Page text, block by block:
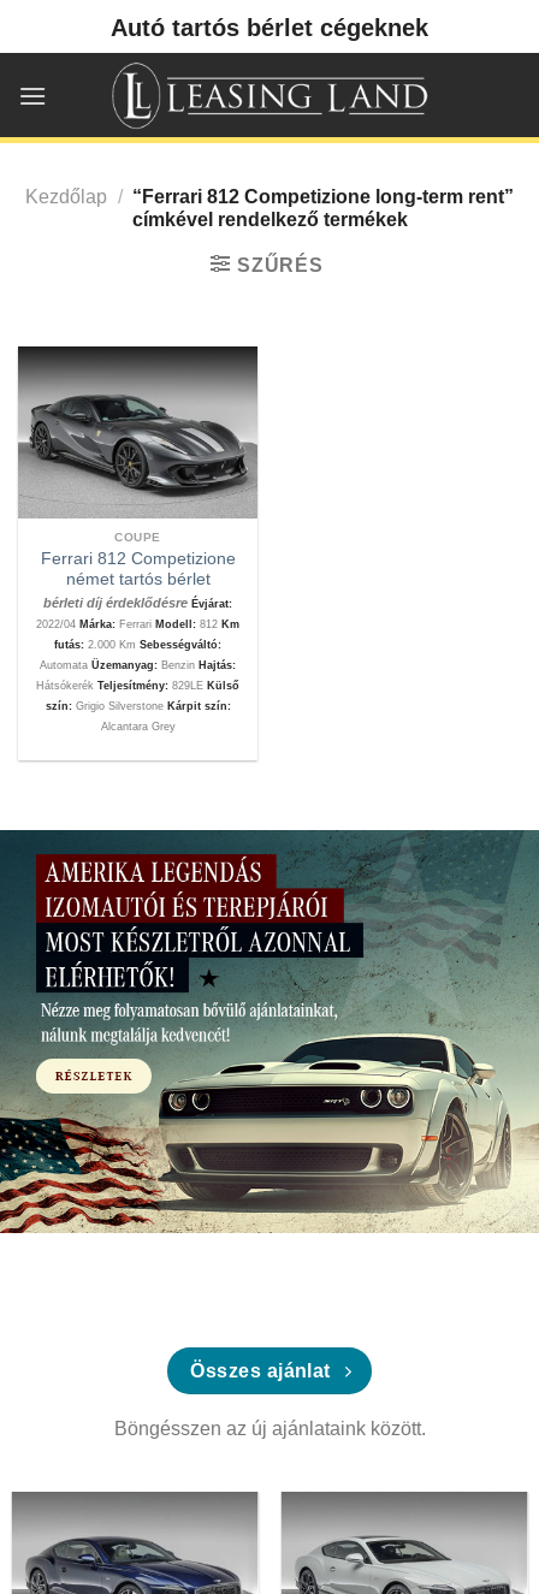
Autó tartós bérlet cégeknek
Kezdőlap / “Ferrari 812 Competizione long-term rent”
címkével rendelkező termékek
SZŰRÉS
COUPE
Ferrari 812 Competizione
német tartós bérlet
bérleti díj érdeklődésre Évjárat:
2022/04 Márka: Ferrari Modell: 812 Km
futás: 2.000 Km Sebességváltó:
Automata Üzemanyag: Benzin Hajtás:
Hátsókerék Teljesítmény: 829LE Külső
szín:Grigio Silverstone Kárpit szín:
Alcantara Grey
Összes ajánlat
Böngésszen az új ajánlataink között.